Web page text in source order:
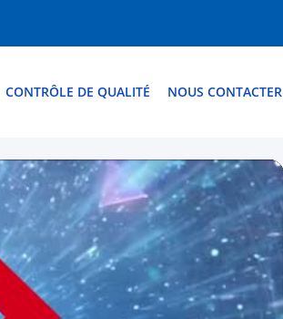
CONTRÔLE DE QUALITÉ NOUS CONTACTER